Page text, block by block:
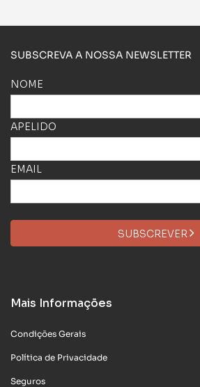
SUBSCREVA A NOSSA NEWSLETTER
NOME
APELIDO
EMAIL
SUBSCREVER
Mais Informações
Condições Gerais
Política de Privacidade
Seguros